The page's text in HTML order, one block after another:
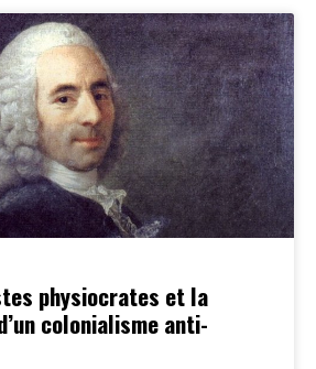
physiocrates et la
colonialisme anti-